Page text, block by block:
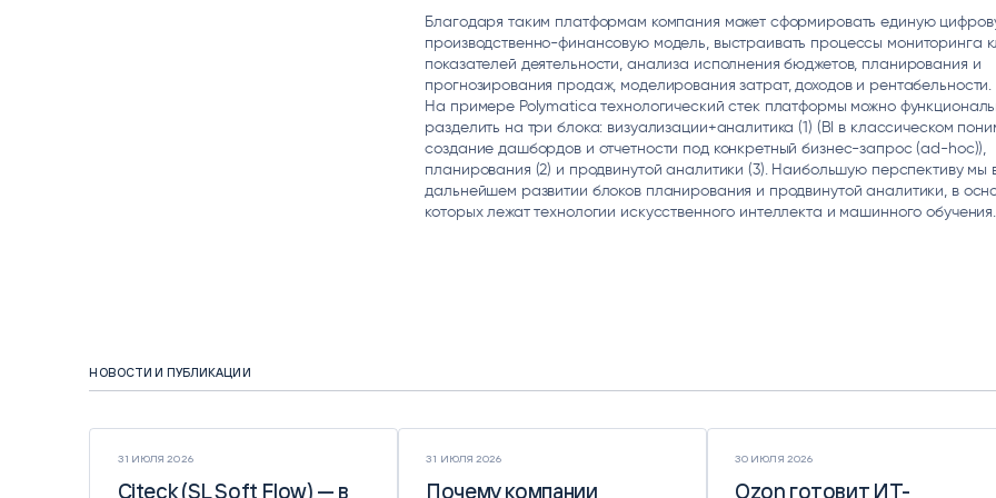
Благодаря таким платформам компания может сформировать единую
производственно-финансовую модель, выстраивать процессы мониторинга
показателей деятельности, анализа исполнения бюджетов, планирования и
прогнозирования продаж, моделирования затрат, доходов и рентабельности.
На примере Polymatica технологический стек платформы можно
разделить на три блока: визуализации+аналитика (1) (BI в классическом
создание дашбордов и отчетности под конкретный бизнес-запрос (ad-hoc)),
планирования (2) и продвинутой аналитики (3). Наибольшую перспективу мы
дальнейшем развитии блоков планирования и продвинутой аналитики, в
которых лежат технологии искусственного интеллекта и машинного обучения.
НОВОСТИ И ПУБЛИКАЦИИ
31 ИЮЛЯ 2026
Citeck (SL Soft Flow) — в
Citeck (SL Soft Flow) — в
31 ИЮЛЯ 2026
Почему компании
Почему компании
30 ИЮЛЯ 2026
Ozon готовит ИТ-
Ozon готовит ИТ-